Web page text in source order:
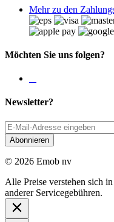
Mehr zu den
Möchten Sie uns folgen?
Newsletter?
Abonnieren
© 2026 Emob nv
Alle Preise verstehen sich
anderer Servicegebühren.